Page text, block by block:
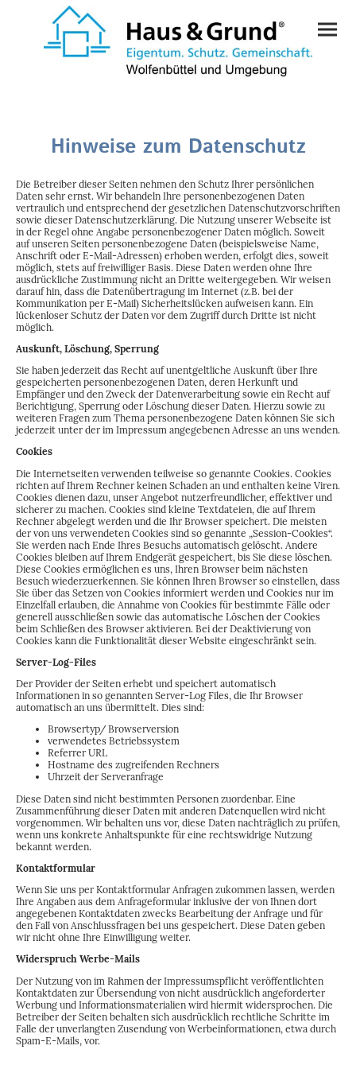
Hinweise zum Datenschutz
Die Betreiber dieser Seiten nehmen den Schutz Ihrer persönlichen
Daten sehr ernst. Wir behandeln Ihre personenbezogenen Daten
vertraulich und entsprechend der gesetzlichen Datenschutzvorschriften
sowie dieser Datenschutzerklärung. Die Nutzung unserer Webseite ist
in der Regel ohne Angabe personenbezogener Daten möglich. Soweit
auf unseren Seiten personenbezogene Daten (beispielsweise Name,
Anschrift oder E-Mail-Adressen) erhoben werden, erfolgt dies, soweit
möglich, stets auf freiwilliger Basis. Diese Daten werden ohne Ihre
ausdrückliche Zustimmung nicht an Dritte weitergegeben. Wir weisen
darauf hin, dass die Datenübertragung im Internet (z.B. bei der
Kommunikation per E-Mail) Sicherheitslücken aufweisen kann. Ein
lückenloser Schutz der Daten vor dem Zugriff durch Dritte ist nicht
möglich.
Auskunft, Löschung, Sperrung
Sie haben jederzeit das Recht auf unentgeltliche Auskunft über Ihre
gespeicherten personenbezogenen Daten, deren Herkunft und
Empfänger und den Zweck der Datenverarbeitung sowie ein Recht auf
Berichtigung, Sperrung oder Löschung dieser Daten. Hierzu sowie zu
weiteren Fragen zum Thema personenbezogene Daten können Sie sich
jederzeit unter der im Impressum angegebenen Adresse an uns wenden.
Cookies
Die Internetseiten verwenden teilweise so genannte Cookies. Cookies
richten auf Ihrem Rechner keinen Schaden an und enthalten keine Viren.
Cookies dienen dazu, unser Angebot nutzerfreundlicher, effektiver und
sicherer zu machen. Cookies sind kleine Textdateien, die auf Ihrem
Rechner abgelegt werden und die Ihr Browser speichert. Die meisten
der von uns verwendeten Cookies sind so genannte „Session-Cookies“.
Sie werden nach Ende Ihres Besuchs automatisch gelöscht. Andere
Cookies bleiben auf Ihrem Endgerät gespeichert, bis Sie diese löschen.
Diese Cookies ermöglichen es uns, Ihren Browser beim nächsten
Besuch wiederzuerkennen. Sie können Ihren Browser so einstellen, dass
Sie über das Setzen von Cookies informiert werden und Cookies nur im
Einzelfall erlauben, die Annahme von Cookies für bestimmte Fälle oder
generell ausschließen sowie das automatische Löschen der Cookies
beim Schließen des Browser aktivieren. Bei der Deaktivierung von
Cookies kann die Funktionalität dieser Website eingeschränkt sein.
Server-Log-Files
Der Provider der Seiten erhebt und speichert automatisch
Informationen in so genannten Server-Log Files, die Ihr Browser
automatisch an uns übermittelt. Dies sind:
Browsertyp/ Browserversion
verwendetes Betriebssystem
Referrer URL
Hostname des zugreifenden Rechners
Uhrzeit der Serveranfrage
Diese Daten sind nicht bestimmten Personen zuordenbar. Eine
Zusammenführung dieser Daten mit anderen Datenquellen wird nicht
vorgenommen. Wir behalten uns vor, diese Daten nachträglich zu prüfen,
wenn uns konkrete Anhaltspunkte für eine rechtswidrige Nutzung
bekannt werden.
Kontaktformular
Wenn Sie uns per Kontaktformular Anfragen zukommen lassen, werden
Ihre Angaben aus dem Anfrageformular inklusive der von Ihnen dort
angegebenen Kontaktdaten zwecks Bearbeitung der Anfrage und für
den Fall von Anschlussfragen bei uns gespeichert. Diese Daten geben
wir nicht ohne Ihre Einwilligung weiter.
Widerspruch Werbe-Mails
Der Nutzung von im Rahmen der Impressumspflicht veröffentlichten
Kontaktdaten zur Übersendung von nicht ausdrücklich angeforderter
Werbung und Informationsmaterialien wird hiermit widersprochen. Die
Betreiber der Seiten behalten sich ausdrücklich rechtliche Schritte im
Falle der unverlangten Zusendung von Werbeinformationen, etwa durch
Spam-E-Mails, vor.